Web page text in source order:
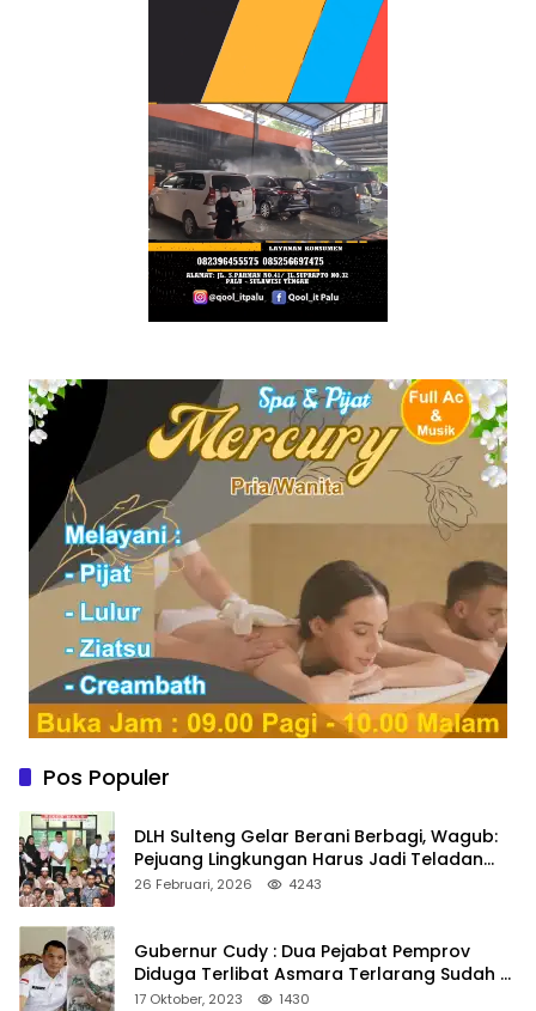
Pos Populer
DLH Sulteng Gelar Berani Berbagi, Wagub:
Pejuang Lingkungan Harus Jadi Teladan
Kepedulian
26 Februari, 2026 4243
Gubernur Cudy : Dua Pejabat Pemprov
Diduga Terlibat Asmara Terlarang Sudah di
Non Job
17 Oktober, 2023 1430